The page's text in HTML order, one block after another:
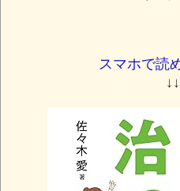
スマホで読